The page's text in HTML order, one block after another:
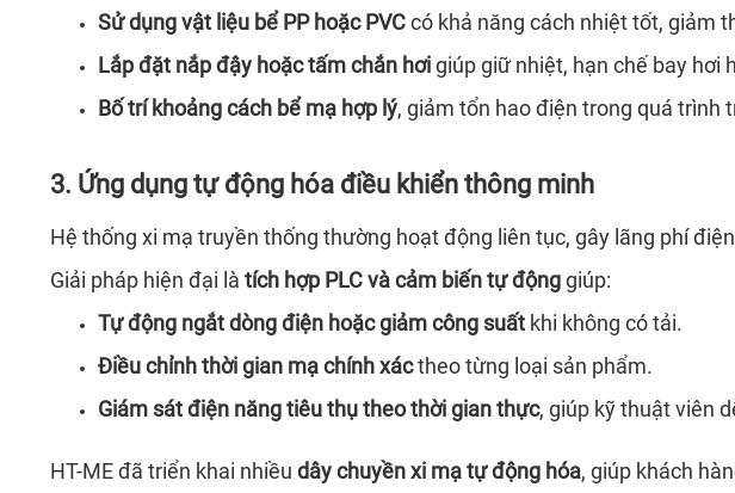
Sử dụng vật liệu bể PP hoặc PVCcó khả năng cách nhiệt tốt, giảm
Lắp đặt nắp đậy hoặc tấm chắn hơigiúp giữ nhiệt, hạn chế bay hơi
Bố trí khoảng cách bể mạ hợp lý, giảm tổn hao điện trong quá trình
3. Ứng dụng tự động hóa điều khiển thông minh
Hệ thống xi mạ truyền thống thường hoạt động liên tục, gây lãng phí
Giải pháp hiện đại là tích hợp PLC và cảm biến tự độnggiúp:
Tự động ngắt dòng điện hoặc giảm công suất khi không có tải.
Điều chỉnh thời gian mạ chính xáctheo từng loại sản phẩm.
Giám sát điện năng tiêu thụ theo thời gian thực, giúp kỹ thuật viên
HT-ME đã triển khai nhiều dây chuyền xi mạ tự động hóa, giúp khách